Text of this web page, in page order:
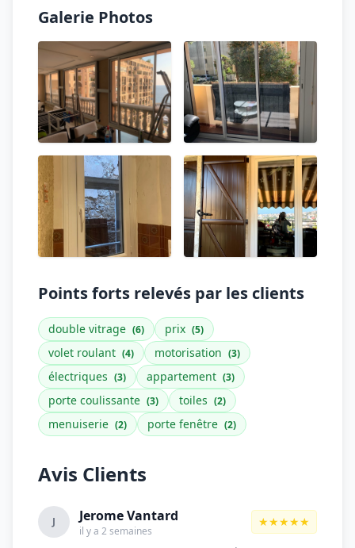
Galerie Photos
Points forts relevés par les clients
double vitrage (6) prix (5)
volet roulant (4) motorisation (3)
électriques (3) appartement (3)
porte coulissante (3) toiles (2)
menuiserie (2) porte fenêtre (2)
Avis Clients
J Jerome Vantard
il y a 2 semaines
★★★★★